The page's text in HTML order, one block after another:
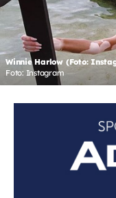
Winnie Harlow (Foto:
Foto: Instagram